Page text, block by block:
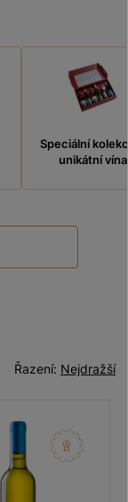
Speciální
unikátní vína
Nejdražší
Řazení: